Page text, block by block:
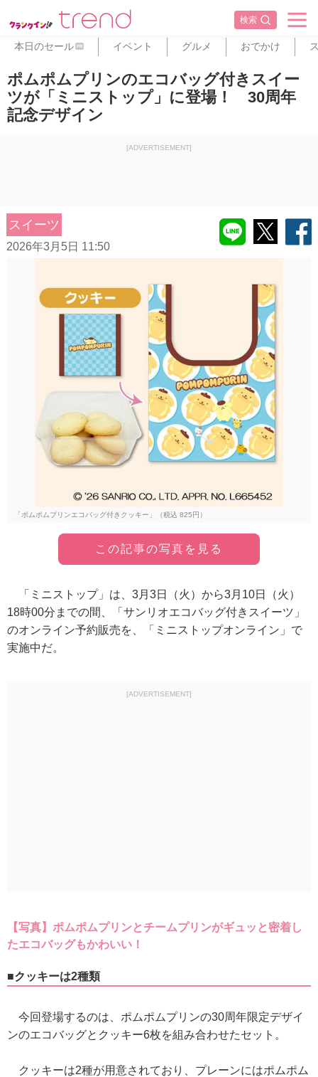
検索
本日のセール PR イベント グルメ おでかけ
ポムポムプリンのエコバッグ付きスイー
ツが「ミニストップ」に登場！ 30周年
記念デザイン
[ADVERTISEMENT]
スイーツ
2026年3月5日 11:50
「ポムポムプリンエコバッグ付きクッキー」（税込 825円）
この記事の写真を見る
「ミニストップ」は、3月3日（火）から3月10日（火）
18時00分までの間、「サンリオエコバッグ付きスイーツ」
のオンライン予約販売を、「ミニストップオンライン」で
実施中だ。
[ADVERTISEMENT]
【写真】ポムポムプリンとチームプリンがギュッと密着し
たエコバッグもかわいい！
■クッキーは2種類
今回登場するのは、ポムポムプリンの30周年限定デザイ
ンのエコバッグとクッキー6枚を組み合わせたセット。
クッキーは2種が用意されており、プレーンにはポムポム